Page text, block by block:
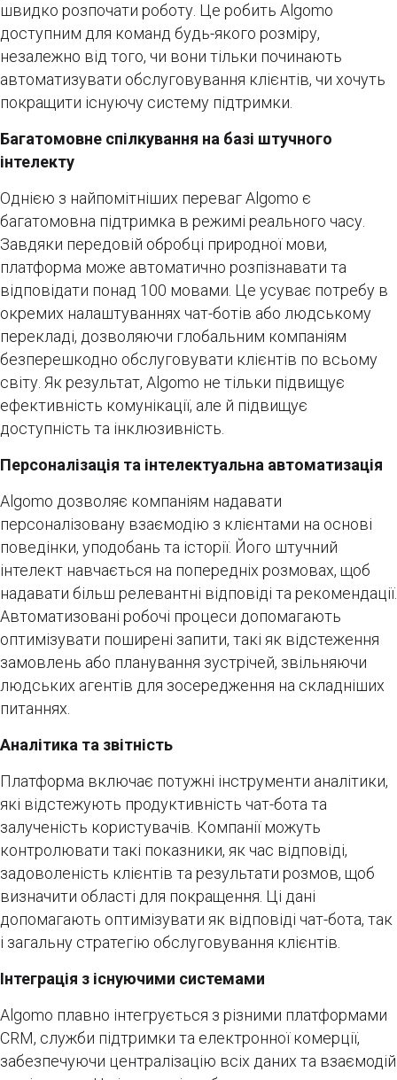
швидко розпочати роботу. Це робить Algomo
доступним для команд будь-якого розміру,
незалежно від того, чи вони тільки починають
автоматизувати обслуговування клієнтів, чи хочуть
покращити існуючу систему підтримки.
Багатомовне спілкування на базі штучного
інтелекту
Однією з найпомітніших переваг Algomo є
багатомовна підтримка в режимі реального часу.
Завдяки передовій обробці природної мови,
платформа може автоматично розпізнавати та
відповідати понад 100 мовами. Це усуває потребу в
окремих налаштуваннях чат-ботів або людському
перекладі, дозволяючи глобальним компаніям
безперешкодно обслуговувати клієнтів по всьому
світу. Як результат, Algomo не тільки підвищує
ефективність комунікації, але й підвищує
доступність та інклюзивність.
Персоналізація та інтелектуальна автоматизація
Algomo дозволяє компаніям надавати
персоналізовану взаємодію з клієнтами на основі
поведінки, уподобань та історії. Його штучний
інтелект навчається на попередніх розмовах, щоб
надавати більш релевантні відповіді та рекомендації.
Автоматизовані робочі процеси допомагають
оптимізувати поширені запити, такі як відстеження
замовлень або планування зустрічей, звільняючи
людських агентів для зосередження на складніших
питаннях.
Аналітика та звітність
Платформа включає потужні інструменти аналітики,
які відстежують продуктивність чат-бота та
залученість користувачів. Компанії можуть
контролювати такі показники, як час відповіді,
задоволеність клієнтів та результати розмов, щоб
визначити області для покращення. Ці дані
допомагають оптимізувати як відповіді чат-бота, так
і загальну стратегію обслуговування клієнтів.
Інтеграція з існуючими системами
Algomo плавно інтегрується з різними платформами
CRM, служби підтримки та електронної комерції,
забезпечуючи централізацію всіх даних та взаємодій